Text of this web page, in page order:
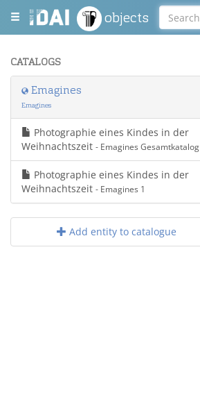
objects
CATALOGS
Emagines
Emagines
Photographie eines Kindes in der
Weihnachtszeit - Emagines Gesamtkatalog
Photographie eines Kindes in der
Weihnachtszeit - Emagines 1
Add entity to catalogue